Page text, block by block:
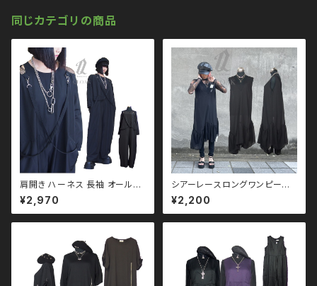
drughoney ドラッグハニー dr
ug honey
同じカテゴリの商品
肩開き ハーネス 長袖 オールイ
ンワン qse110005 大きい
サイズ ユニセックス ビッグシル
エット オーバーサイズ モノトー
ド 系 ゴス ゴシック ゴスロリ パ
ンク ロック Ｖ 系 韓国ファッショ
ン ストリート系 原宿 個性的 dr
ughoney ドラッグハニー drug
honey
¥2,970
シアーレースロングワンピース
qse110012 黒コーデ モード
merlot メルロー ユニセックス
パンク ロック Ｖ 系 韓国ファッシ
¥2,200